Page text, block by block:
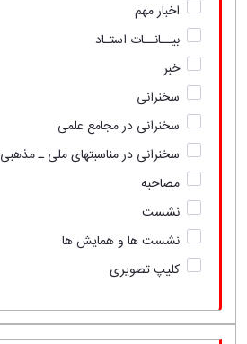
اخبار مهم
بیــانــات استـاد
خبر
سخنرانی
سخنرانی در مجامع علمی
سخنرانی در مناسبتهای ملی ـ مذهبی
مصاحبه
نشست
نشست ها و همایش ها
کلیپ تصویری